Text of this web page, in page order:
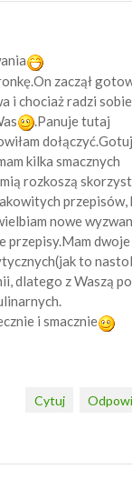
zaczął
i chociaż radzi sobie
.Panuje tutaj
kilka smacznych
rozkoszą
przepisów,
nowe
przepisy.Mam dwoje
to
dlatego z Waszą
i smacznie
Cytuj